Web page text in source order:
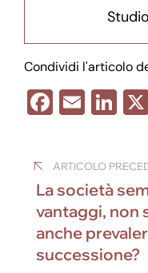
Condividi l'articolo
F
c
e
b
o
o
E
ail
Li
k
e
dI
n
articoli
ARTICOLO
La società
vantaggi, non
anche
successione?